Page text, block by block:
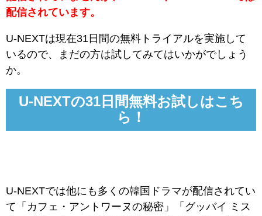
配信されています。
U-NEXTは現在31日間の無料トライアルを実施して
いるので、まだの方は試してみてはいかがでしょう
か。
U-NEXTの31日間無料お試しはこち
ら！
U-NEXTでは他にも多くの韓国ドラマが配信されてい
て「カフェ・アントワーヌの秘密」「グッバイ ミス